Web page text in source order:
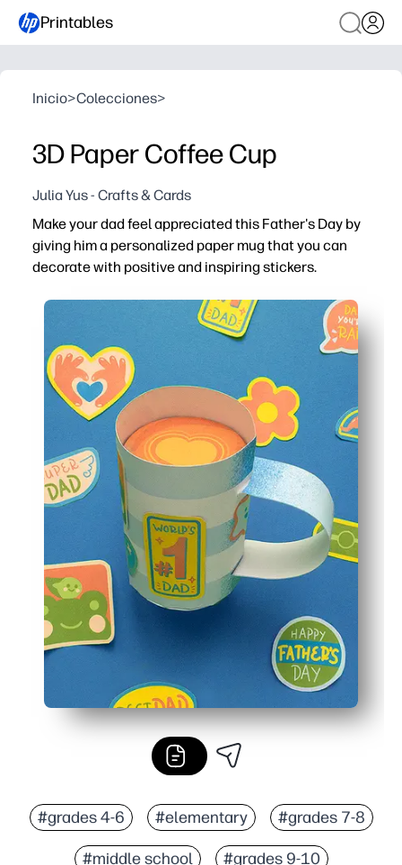
Printables
Inicio>Colecciones>
3D Paper Coffee Cup
Julia Yus - Crafts & Cards
Make your dad feel appreciated this Father's Day by
giving him a personalized paper mug that you can
decorate with positive and inspiring stickers.
#grades 4-6 #elementary #grades 7-8
#middle school #grades 9-10